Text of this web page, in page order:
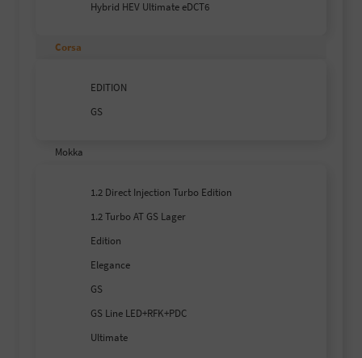
Hybrid HEV Ultimate eDCT6
Corsa
EDITION
GS
Mokka
1.2 Direct Injection Turbo Edition
1.2 Turbo AT GS Lager
Edition
Elegance
GS
GS Line LED+RFK+PDC
Ultimate